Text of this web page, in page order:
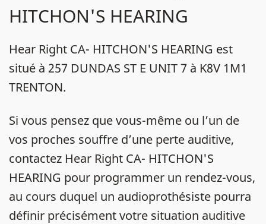
HITCHON'S HEARING
Hear Right CA- HITCHON'S HEARING est
situé à 257 DUNDAS ST E UNIT 7 à K8V 1M1
TRENTON.
Si vous pensez que vous-même ou l’un de
vos proches souffre d’une perte auditive,
contactez Hear Right CA- HITCHON'S
HEARING pour programmer un rendez-vous,
au cours duquel un audioprothésiste pourra
définir précisément votre situation auditive